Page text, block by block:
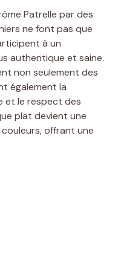
Patrelle par des
ne font pas que
à un
authentique et saine.
non seulement des
également la
et le respect des
plat devient une
offrant une